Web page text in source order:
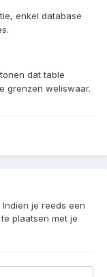
enkel database
dat table
grenzen weliswaar.
je reeds een
plaatsen met je